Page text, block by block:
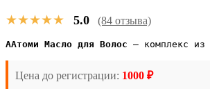
★★★★★ 5.0 (84 отзыва)
ААтоми Масло для Волос – комплекс из
Цена до регистрации: 1000 ₽